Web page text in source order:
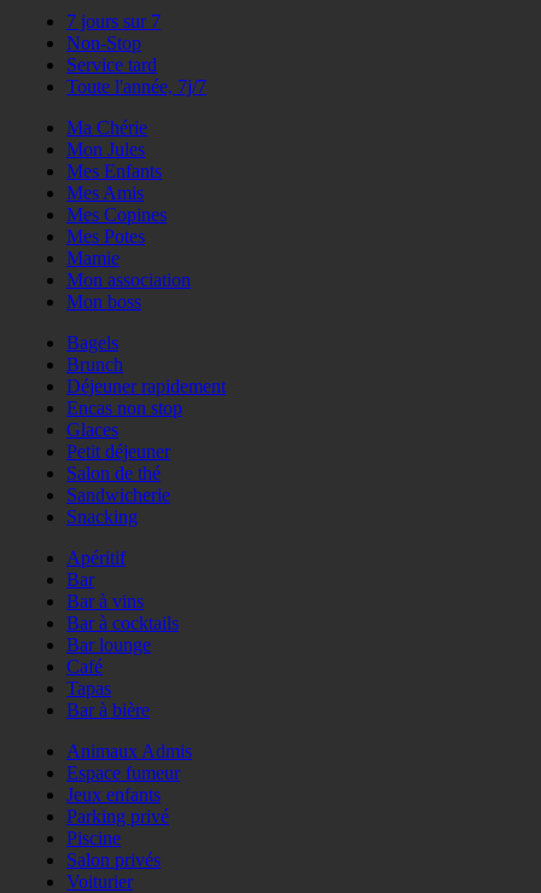
7 jours sur 7
Non-Stop
Service tard
Toute l'année, 7j/7
Ma Chérie
Mon Jules
Mes Enfants
Mes Amis
Mes Copines
Mes Potes
Mamie
Mon association
Mon boss
Bagels
Brunch
Déjeuner rapidement
Encas non stop
Glaces
Petit déjeuner
Salon de thé
Sandwicherie
Snacking
Apéritif
Bar
Bar à vins
Bar à cocktails
Bar lounge
Café
Tapas
Bar à bière
Animaux Admis
Espace fumeur
Jeux enfants
Parking privé
Piscine
Salon privés
Voiturier